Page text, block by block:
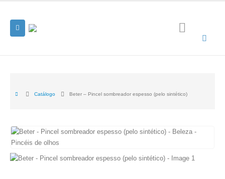
Catálogo Beter – Pincel sombreador espesso (pelo sintético)